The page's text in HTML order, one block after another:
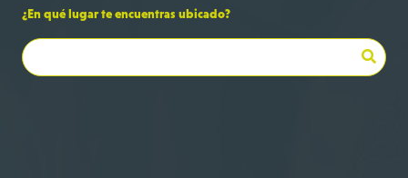
¿En qué lugar te encuentras ubicado?